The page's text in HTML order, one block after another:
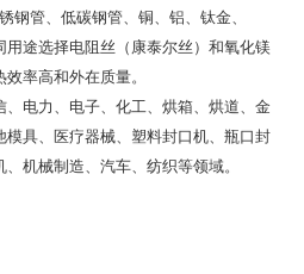
钢管、低碳钢管、铜、铝、钛金、
用途选择电阻丝（康泰尔丝）和氧化镁
率高和外在质量。
电力、电子、化工、烘箱、烘道、金
模具、医疗器械、塑料封口机、瓶口封
机械制造、汽车、纺织等领域。